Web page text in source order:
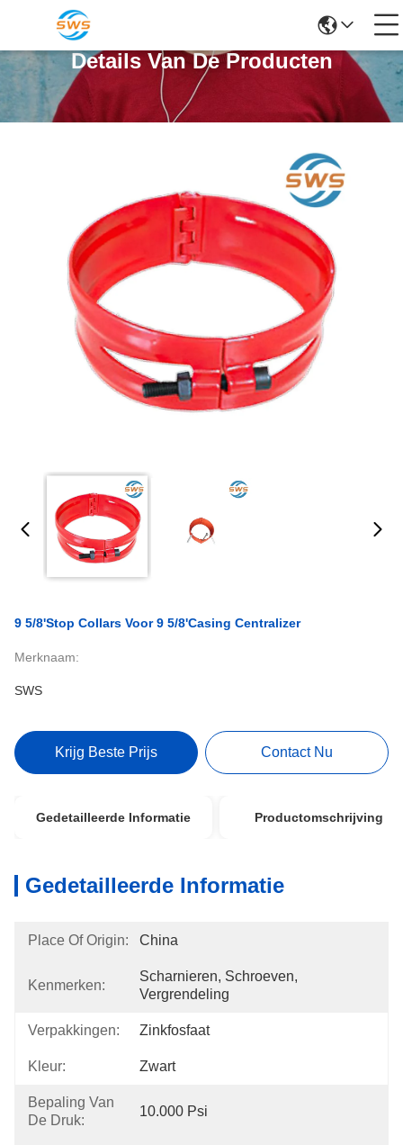
Details Van De Producten
9 5/8'Stop Collars Voor 9 5/8'Casing Centralizer
Merknaam:
SWS
Krijg Beste Prijs Contact Nu
Gedetailleerde Informatie Productomschrijving
Gedetailleerde Informatie
Place Of Origin: China
Kenmerken:
Scharnieren, Schroeven,
Vergrendeling
Verpakkingen: Zinkfosfaat
Kleur: Zwart
Bepaling Van
De Druk:
10.000 Psi